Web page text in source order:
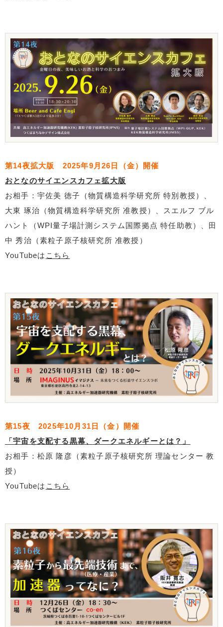
第14夜拡大版 2025年9月26日（金）開催
おとなのサイエンスカフェ拡大版
お相手：宇佐美 徳子（物質構造科学研究所 特別教授）、
大東 琢治（物質構造科学研究所 准教授）、スエルフ ブル
ハント（WPI量子場計測システム国際拠点 特任助教）、田
中 秀治（素粒子原子核研究所 准教授）
YouTubeは こちら
第15夜 2025年10月31日（金）開催
「宇宙を支配する黒幕、ダークエネルギーとは？」
お相手：松原 隆彦（素粒子原子核研究所 理論センター 教
授）
YouTubeは こちら